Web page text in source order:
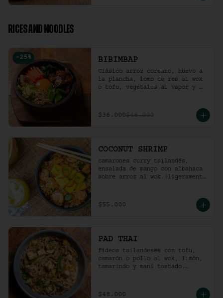
RICES AND NOODLES
-25 % BIBIMBAP
Clásico arroz coreano, huevo a
la plancha, lomo de res al wok
o tofu, vegetales al vapor y
$36.000$48.000
COCONUT SHRIMP
camarones curry tailandés,
ensalada de mango con albahaca
sobre arroz al wok.(ligeramente
$55.000
PAD THAI
fideos tailandeses con tofu,
camarón o pollo al wok, limón,
tamarindo y maní tostado.
$48.000